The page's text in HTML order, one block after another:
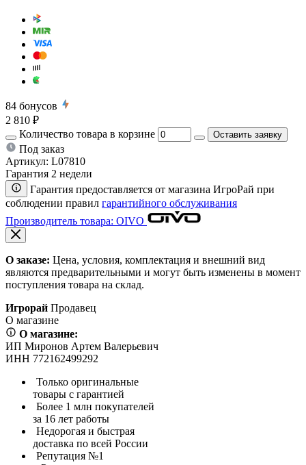
84 бонусов
2 810 ₽
Количество товара в корзине
Оставить заявку
Под заказ
Артикул: L07810
Гарантия 2 недели
Гарантия предоставляется от магазина ИгроРай при
соблюдении правил гарантийного обслуживания
Производитель товара: OIVO
О заказе: Цена, условия, комплектация и внешний вид
являются предварительными и могут быть изменены в момент
поступления товара на склад.
Игрорай Продавец
О магазине
О магазине:
ИП Миронов Артем Валерьевич
ИНН 772162499292
Только оригинальные
товары с гарантией
Более 1 млн покупателей
за 16 лет работы
Недорогая и быстрая
доставка по всей России
Репутация №1